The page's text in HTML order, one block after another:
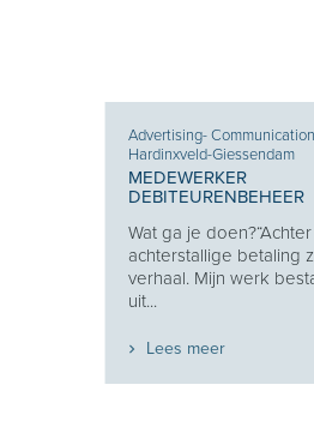
Advertising-
Hardinxveld-Giessendam
MEDEWERKER
DEBITEURENBEHEER
Wat ga je
achterstallige betaling
verhaal. Mijn werk
uit...
Lees meer